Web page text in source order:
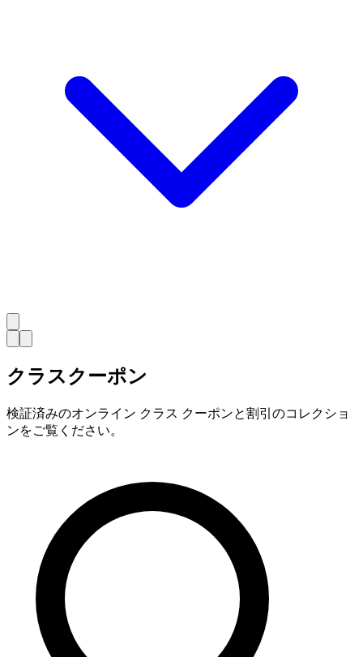
クラスクーポン
検証済みのオンライン クラス クーポンと割引のコレクショ
ンをご覧ください。